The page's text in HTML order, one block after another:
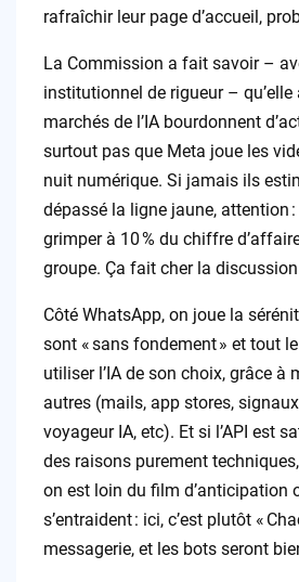
rafraîchir leur page d’accueil,
La Commission a fait savoir –
institutionnel de rigueur – qu’elle
marchés de l’IA bourdonnent
surtout pas que Meta joue les
nuit numérique. Si jamais ils
dépassé la ligne jaune, attention
grimper à 10 % du chiffre
groupe. Ça fait cher la
Côté WhatsApp, on joue la
sont « sans fondement » et tout
utiliser l’IA de son choix, grâce à
autres (mails, app stores,
voyageur IA, etc). Et si l’API est
des raisons purement
on est loin du film d’anticipation
s’entraident : ici, c’est plutôt «
messagerie, et les bots seront